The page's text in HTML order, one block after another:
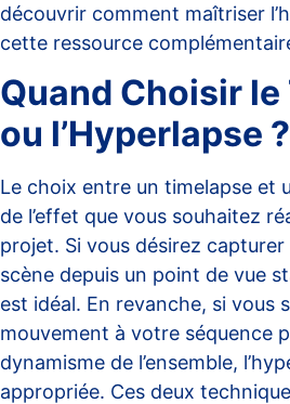
découvrir comment maîtriser
cette ressource
Quand Choisir
ou l’Hyperlapse ?
Le choix entre un timelapse et
de l’effet que vous souhaitez
projet. Si vous désirez capturer
scène depuis un point de vue
est idéal. En revanche, si vous
mouvement à votre séquence
dynamisme de l’ensemble,
appropriée. Ces deux